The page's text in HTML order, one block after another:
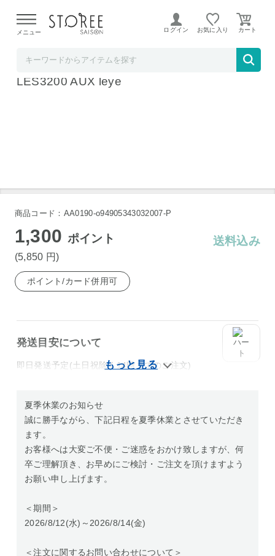
よる配送遅延が発生しております。
メニュー ログイン お気に入り
オークス レイエ コンパクト4面レンジガード
LES3200 AUX leye
商品コード：AA0190-o94905343032007-P
1,300 ポイント
(5,850 円)
送料込み
ポイント/カード併用可
発送目安について
即日発送予定(土日祝除く14時までのご注文)
夏季休業のお知らせ
誠に勝手ながら、下記日程を夏季休業とさせていただき
ます。
お客様へは大変ご不便・ご迷惑をおかけ致しますが、何
卒ご理解頂き、お早めにご検討・ご注文を頂けますよう
お願い申し上げます。
＜期間＞
2026/8/12(水)～2026/8/14(金)
＜注文に関するお問い合わせについて＞